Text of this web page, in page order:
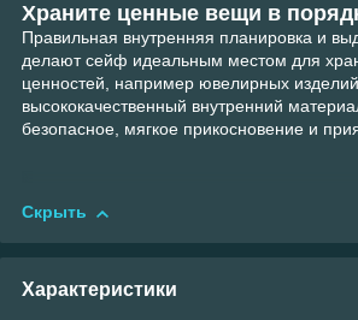
Храните ценные вещи в
Правильная внутренняя планировка и
делают сейф идеальным местом для
ценностей, например ювелирных
высококачественный внутренний
безопасное, мягкое прикосновение и
Скрыть
Характеристики